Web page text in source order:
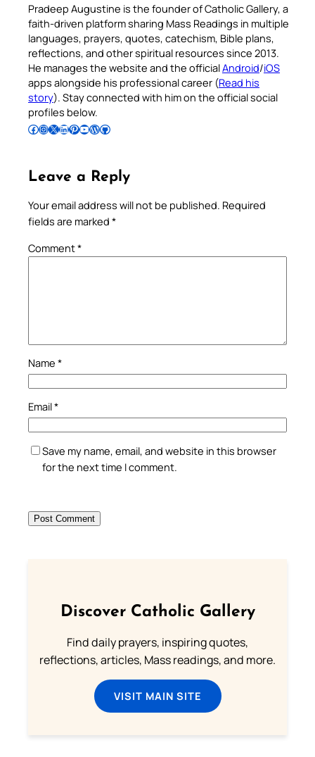
Pradeep Augustine is the founder of Catholic Gallery, a
faith-driven platform sharing Mass Readings in multiple
languages, prayers, quotes, catechism, Bible plans,
reflections, and other spiritual resources since 2013.
He manages the website and the officialAndroid/iOS
apps alongside his professional career (Read his
story). Stay connected with him on the official social
profiles below.
Follow Pradeep on Facebook Follow Pradeep on InstagramFollow Pradeep on X Follow Pradeep on LinkedIn Follow Pradeep on Pinterest Subscribe to Pradeep’s Youtube Channel Follow Pradeep on WordPress Follow Pradeep on GitHub
Leave a Reply
Your email address will not be published. Required
fields are marked *
Comment*
Name *
Email*
Save my name, email, and website in this browser
for the next time I comment.
Discover Catholic Gallery
Find daily prayers, inspiring quotes,
reflections, articles, Mass readings, and more.
VISIT MAIN SITE